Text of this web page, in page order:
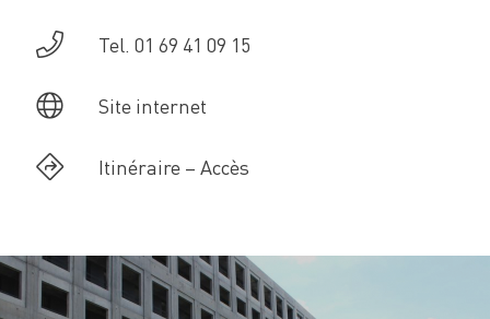
Tel. 01 69 41 09 15
Site internet
Itinéraire – Accès